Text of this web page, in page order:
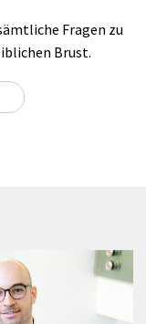
Fragen zu
Brust.